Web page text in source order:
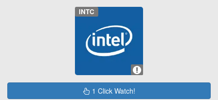
INTC
1 Click Watch!